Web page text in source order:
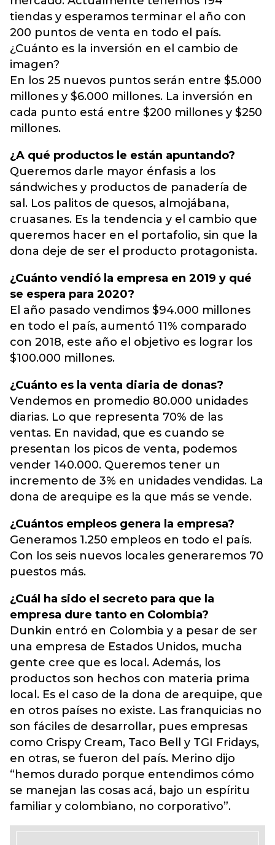
tiendas y esperamos terminar el año con
200 puntos de venta en todo el país.
¿Cuánto es la inversión en el cambio de
imagen?
En los 25 nuevos puntos serán entre $5.000
millones y $6.000 millones. La inversión en
cada punto está entre $200 millones y $250
millones.
¿A qué productos le están apuntando?
Queremos darle mayor énfasis a los
sándwiches y productos de panadería de
sal. Los palitos de quesos, almojábana,
cruasanes. Es la tendencia y el cambio que
queremos hacer en el portafolio, sin que la
dona deje de ser el producto protagonista.
¿Cuánto vendió la empresa en 2019 y qué
se espera para 2020?
El año pasado vendimos $94.000 millones
en todo el país, aumentó 11% comparado
con 2018, este año el objetivo es lograr los
$100.000 millones.
¿Cuánto es la venta diaria de donas?
Vendemos en promedio 80.000 unidades
diarias. Lo que representa 70% de las
ventas. En navidad, que es cuando se
presentan los picos de venta, podemos
vender 140.000. Queremos tener un
incremento de 3% en unidades vendidas. La
dona de arequipe es la que más se vende.
¿Cuántos empleos genera la empresa?
Generamos 1.250 empleos en todo el país.
Con los seis nuevos locales generaremos 70
puestos más.
¿Cuál ha sido el secreto para que la
empresa dure tanto en Colombia?
Dunkin entró en Colombia y a pesar de ser
una empresa de Estados Unidos, mucha
gente cree que es local. Además, los
productos son hechos con materia prima
local. Es el caso de la dona de arequipe, que
en otros países no existe. Las franquicias no
son fáciles de desarrollar, pues empresas
como Crispy Cream, Taco Bell y TGI Fridays,
en otras, se fueron del país. Merino dijo
“hemos durado porque entendimos cómo
se manejan las cosas acá, bajo un espíritu
familiar y colombiano, no corporativo”.